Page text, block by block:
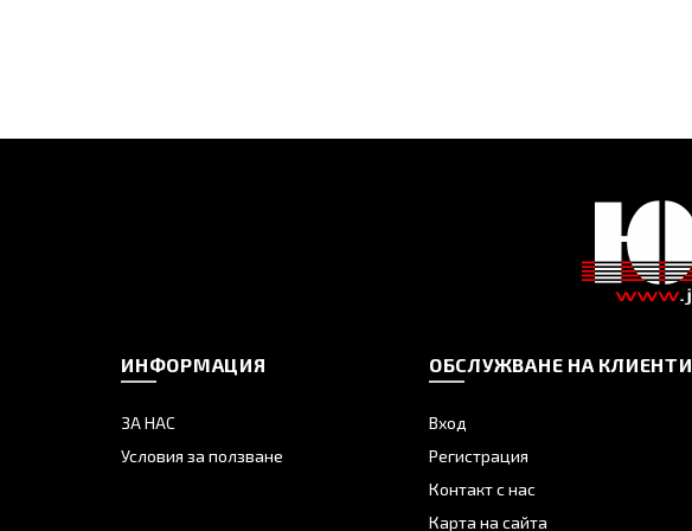
ИНФОРМАЦИЯ
ЗА НАС
Условия за ползване
ОБСЛУЖВАНЕ НА КЛИЕНТИ
Вход
Регистрация
Контакт с нас
Карта на сайта